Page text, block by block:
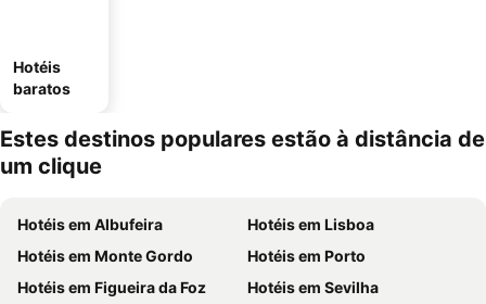
Hotéis
baratos
Estes destinos populares estão à distância de
um clique
Hotéis em Albufeira
Hotéis em Lisboa
Hotéis em Monte Gordo
Hotéis em Porto
Hotéis em Figueira da Foz
Hotéis em Sevilha